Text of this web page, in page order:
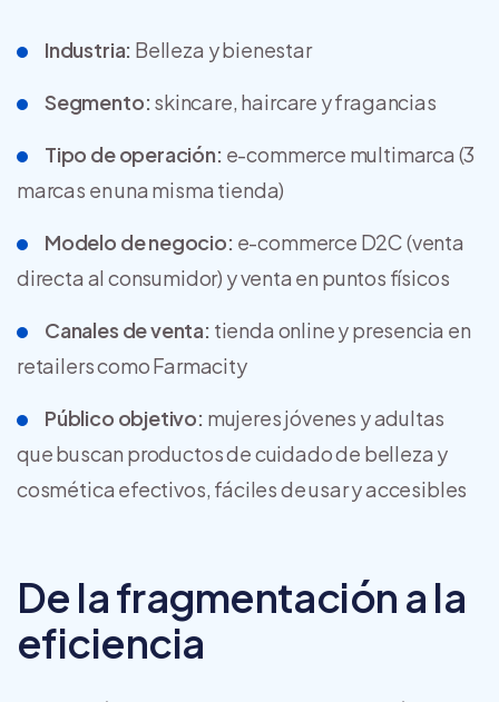
Industria: Belleza y bienestar
Segmento: skincare, haircare y fragancias
Tipo de operación: e-commerce multimarca (3
marcas en una misma tienda)
Modelo de negocio: e-commerce D2C (venta
directa al consumidor) y venta en puntos físicos
Canales de venta: tienda online y presencia en
retailers como Farmacity
Público objetivo: mujeres jóvenes y adultas
que buscan productos de cuidado de belleza y
cosmética efectivos, fáciles de usar y accesibles
De la fragmentación a la
eficiencia